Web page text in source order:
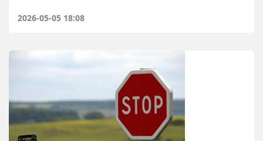
2026-05-05 18:08